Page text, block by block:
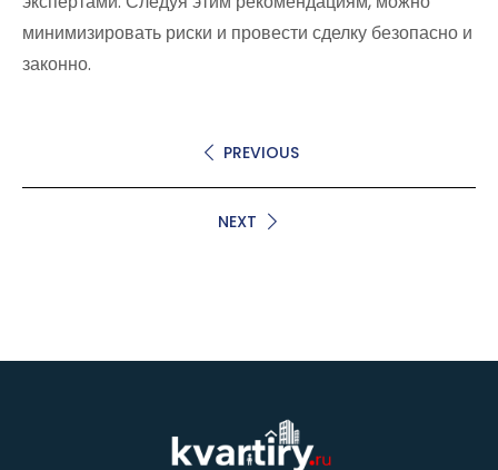
минимизировать риски и провести сделку безопасно и
законно.
PREVIOUS
NEXT